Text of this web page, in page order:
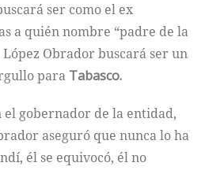
ser como el ex
a quién nombre “padre de la
Obrador buscará ser un
para Tabasco.
el gobernador de la entidad,
aseguró que nunca lo ha
él se equivocó, él no